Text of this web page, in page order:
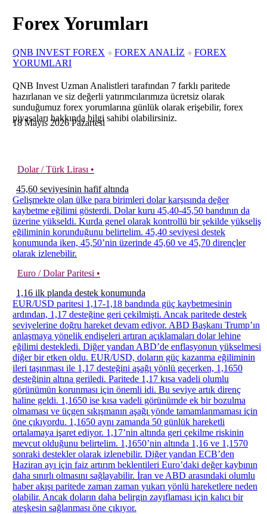
Forex Yorumları
QNB INVEST FOREX FOREX ANALİZ
FOREX
YORUMLARI
QNB Invest Uzman Analistleri tarafından 7 farklı paritede
hazırlanan ve siz değerli yatırımcılarımıza ücretsiz olarak
sunduğumuz forex yorumlarına günlük olarak erişebilir, forex
piyasaları hakkında bilgi sahibi olabilirsiniz.
18Mayıs 2026Pazartesi
Dolar / Türk Lirası •
45,60 seviyesinin hafif altında
Gelişmekte olan ülke para birimleri dolar karşısında değer
kaybetme eğilimi gösterdi. Dolar kuru 45,40-45,50 bandının da
üzerine yükseldi. Kurda genel olarak kontrollü bir şekilde yükseliş
eğiliminin korunduğunu belirtelim. 45,40 seviyesi destek
konumunda iken, 45,50’nin üzerinde 45,60 ve 45,70 dirençler
olarak izlenebilir.
Euro / Dolar Paritesi •
1,16 ilk planda destek konumunda
EUR/USD paritesi 1,17-1,18 bandında güç kaybetmesinin
ardından, 1,17 desteğine geri çekilmişti. Ancak paritede destek
seviyelerine doğru hareket devam ediyor. ABD Başkanı Trump’ın
anlaşmaya yönelik endişeleri artıran açıklamaları dolar lehine
eğilimi destekledi. Diğer yandan ABD’de enflasyonun yükselmesi
diğer bir etken oldu. EUR/USD, doların güç kazanma eğiliminin
ileri taşınması ile 1,17 desteğini aşağı yönlü geçerken, 1,1650
desteğinin altına geriledi. Paritede 1,17 kısa vadeli olumlu
görünümün korunması için önemli idi. Bu seviye artık direnç
haline geldi. 1,1650 ise kısa vadeli görünümde ek bir bozulma
olmaması ve üçgen sıkışmanın aşağı yönde tamamlanmaması için
öne çıkıyordu. 1,1650 aynı zamanda 50 günlük hareketli
ortalamaya işaret ediyor. 1,17’nin altında geri çekilme riskinin
mevcut olduğunu belirtelim. 1,1650’nin altında 1,16 ve 1,1570
sonraki destekler olarak izlenebilir. Diğer yandan ECB’den
Haziran ayı için faiz artırım beklentileri Euro’daki değer kaybının
daha sınırlı olmasını sağlayabilir. İran ve ABD arasındaki olumlu
haber akışı paritede zaman zaman yukarı yönlü hareketlere neden
olabilir. Ancak doların daha belirgin zayıflaması için kalıcı bir
ateşkesin sağlanması öne çıkıyor.